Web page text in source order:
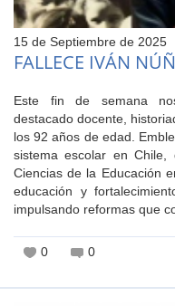
15 de Septiembre de 2025
FALLECE IVÁN
Este fin de semana
destacado docente,
los 92 años de edad.
sistema escolar en
Ciencias de la Educación
educación y
impulsando reformas que
0 0